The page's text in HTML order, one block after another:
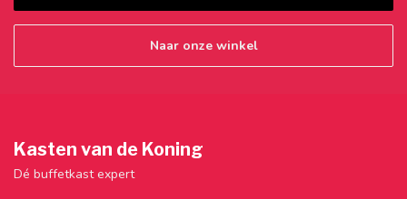
Naar onze winkel
Kasten van de Koning
Dé buffetkast expert